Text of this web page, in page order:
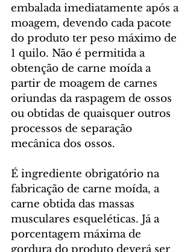
embalada imediatamente após a
moagem, devendo cada pacote
do produto ter peso máximo de
1 quilo. Não é permitida a
obtenção de carne moída a
partir de moagem de carnes
oriundas da raspagem de ossos
ou obtidas de quaisquer outros
processos de separação
mecânica dos ossos.
É ingrediente obrigatório na
fabricação de carne moída, a
carne obtida das massas
musculares esqueléticas. Já a
porcentagem máxima de
gordura do produto deverá ser